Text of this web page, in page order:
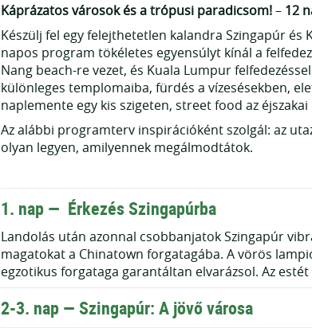
Káprázatos városok és a trópusi paradicsom!– 12
Készülj fel egy felejthetetlen kalandra Szingapúr és
napos program tökéletes egyensúlyt kínál a
Nang beach-re vezet, és Kuala Lumpur
különleges templomaiba, fürdés a vízesésekben,
naplemente egy kis szigeten, street food az
Az alábbi programterv inspirációként szolgál: az
olyan legyen, amilyennek megálmodtátok.
1. nap — Érkezés Szingapúrba
Landolás után azonnal csobbanjatok Szingapúr
magatokat a Chinatown forgatagába. A vörös
egzotikus forgataga garantáltan elvarázsol. Az
2-3. nap — Szingapúr: A jövő városa